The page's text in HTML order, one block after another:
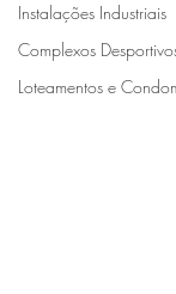
Instalações Industriais
Complexos
Loteamentos e